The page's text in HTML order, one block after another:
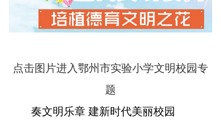
点击图片进入鄂州市实验小学文明校园专
题
奏文明乐章 建新时代美丽校园